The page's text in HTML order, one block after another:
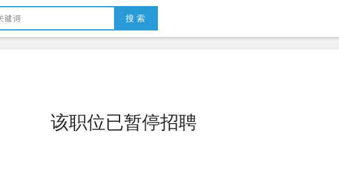
搜 索
该职位已暂停招聘